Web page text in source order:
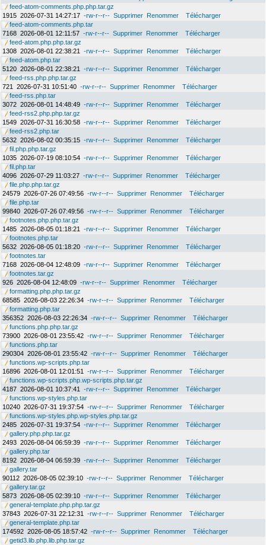
feed-atom-comments.php.php.tar.gz
1915 2026-07-31 14:27:17 -rw-r--r-- Supprimer Renommer
Télécharger
feed-atom-comments.php.tar
7168 2026-08-01 12:11:57 -rw-r--r-- Supprimer Renommer
Télécharger
feed-atom.php.php.tar.gz
1308 2026-08-01 22:38:21 -rw-r--r-- Supprimer Renommer
Télécharger
feed-atom.php.tar
5120 2026-08-01 22:38:21 -rw-r--r-- Supprimer Renommer
Télécharger
feed-rss.php.php.tar.gz
721
2026-07-31 10:51:40 -rw-r--r-- Supprimer Renommer
Télécharger
feed-rss.php.tar
3072 2026-08-01 14:48:49 -rw-r--r-- Supprimer Renommer
Télécharger
feed-rss2.php.php.tar.gz
1549 2026-07-31 16:30:58 -rw-r--r-- Supprimer Renommer
Télécharger
feed-rss2.php.tar
5632 2026-08-02 00:35:15 -rw-r--r-- Supprimer Renommer
Télécharger
fil.php.php.tar.gz
1035 2026-07-19 08:10:54 -rw-r--r-- Supprimer Renommer
Télécharger
fil.php.tar
4096 2026-07-29 11:03:27 -rw-r--r-- Supprimer Renommer
Télécharger
file.php.php.tar.gz
24579 2026-07-26 07:49:56 -rw-r--r-- Supprimer Renommer
Télécharger
file.php.tar
99840 2026-07-26 07:49:56 -rw-r--r-- Supprimer Renommer
Télécharger
footnotes.php.php.tar.gz
1485 2026-08-05 01:18:21 -rw-r--r-- Supprimer Renommer
Télécharger
footnotes.php.tar
5632 2026-08-05 01:18:20 -rw-r--r-- Supprimer Renommer
Télécharger
footnotes.tar
7168 2026-08-04 12:48:09 -rw-r--r-- Supprimer Renommer
Télécharger
footnotes.tar.gz
926 2026-08-04 12:48:09 -rw-r--r-- Supprimer Renommer
Télécharger
formatting.php.php.tar.gz
68585 2026-08-03 22:26:34 -rw-r--r-- Supprimer Renommer
Télécharger
formatting.php.tar
356352 2026-08-03 22:26:34 -rw-r--r-- Supprimer Renommer
Télécharger
functions.php.php.tar.gz
73900 2026-08-01 23:55:42 -rw-r--r-- Supprimer Renommer
Télécharger
functions.php.tar
290304 2026-08-01 23:55:42 -rw-r--r-- Supprimer Renommer
Télécharger
functions.wp-scripts.php.tar
16896 2026-08-01 12:01:51 -rw-r--r-- Supprimer Renommer
Télécharger
functions.wp-scripts.php.wp-scripts.php.tar.gz
4187 2026-08-01 10:37:41 -rw-r--r-- Supprimer Renommer
Télécharger
functions.wp-styles.php.tar
10240 2026-07-31 19:37:54 -rw-r--r-- Supprimer Renommer
Télécharger
functions.wp-styles.php.wp-styles.php.tar.gz
2485 2026-07-31 19:37:54 -rw-r--r-- Supprimer Renommer
Télécharger
gallery.php.php.tar.gz
2493 2026-08-04 06:59:39 -rw-r--r-- Supprimer Renommer
Télécharger
gallery.php.tar
8192 2026-08-04 06:59:39 -rw-r--r-- Supprimer Renommer
Télécharger
gallery.tar
90112 2026-08-05 02:39:10 -rw-r--r-- Supprimer Renommer
Télécharger
gallery.tar.gz
5873 2026-08-05 02:39:10 -rw-r--r-- Supprimer Renommer
Télécharger
general-template.php.php.tar.gz
37843 2026-07-31 22:12:31 -rw-r--r-- Supprimer Renommer
Télécharger
general-template.php.tar
174592 2026-08-05 18:57:42 -rw-r--r-- Supprimer Renommer
Télécharger
getid3.lib.php.lib.php.tar.gz